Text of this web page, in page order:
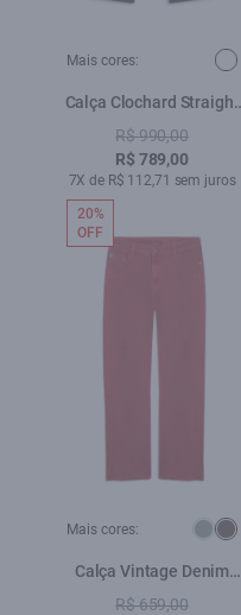
Mais cores:
Calça Clochard Straight
Adjuster Estampado
R$ 990,00
R$ 789,00
7X de R$ 112,71 sem juros
Mais cores:
Calça Vintage Denim
Color Low Rise Terra
R$ 659,00
20%
OFF